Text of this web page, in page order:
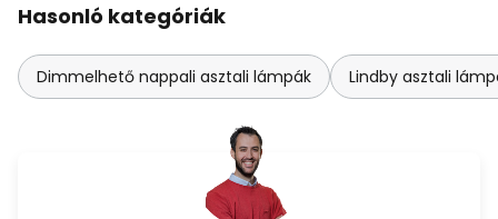
Hasonló kategóriák
Dimmelhető nappali asztali lámpák Lindby asztali